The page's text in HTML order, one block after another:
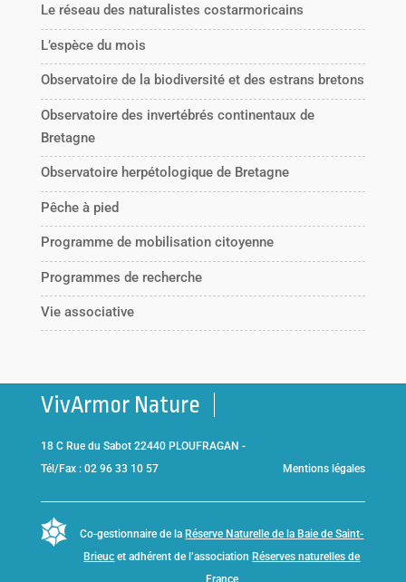
Le réseau des naturalistes costarmoricains
L’espèce du mois
Observatoire de la biodiversité et des estrans bretons
Observatoire des invertébrés continentaux de
Bretagne
Observatoire herpétologique de Bretagne
Pêche à pied
Programme de mobilisation citoyenne
Programmes de recherche
Vie associative
VivArmor Nature
18 C Rue du Sabot 22440 PLOUFRAGAN -
Tél/Fax : 02 96 33 10 57
Mentions légales
Co-gestionnaire de la Réserve Naturelle de la Baie de Saint-
Brieuc et adhérent de l’association Réserves naturelles de